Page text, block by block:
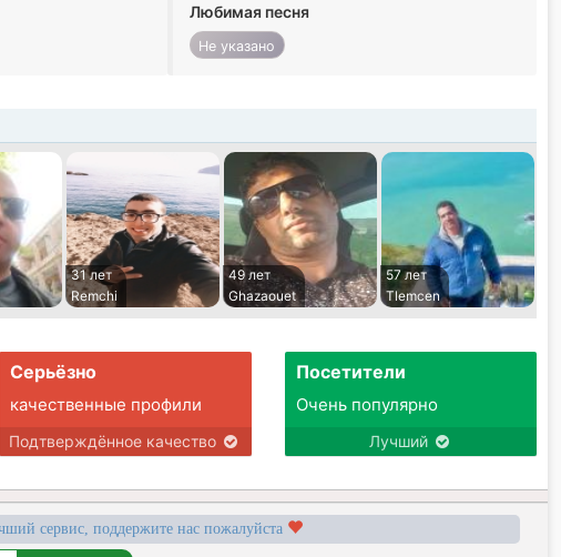
Любимая песня
Не указано
31 лет
Remchi
49 лет
Ghazaouet
57 лет
Tlemcen
Серьёзно
качественные профили
Подтверждённое качество
Посетители
Очень популярно
Лучший
сервис, поддержите нас пожалуйста